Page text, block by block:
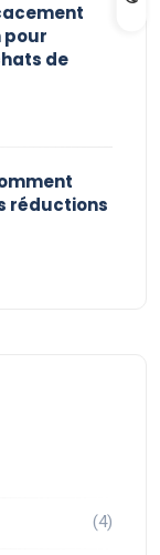
pour
de
réductions
(4)